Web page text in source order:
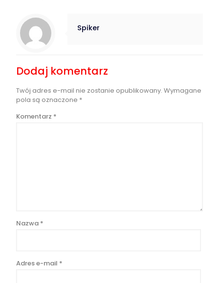
Spiker
Dodaj komentarz
Twój adres e-mail nie zostanie opublikowany. Wymagane
pola są oznaczone *
Komentarz *
Nazwa *
Adres e-mail *